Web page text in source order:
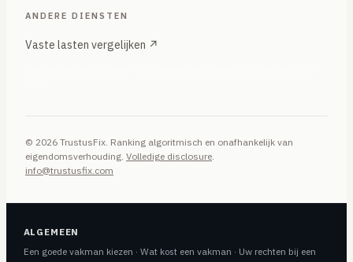
ANDERE DIENSTEN
Vaste lasten vergelijken ↗
© 2026 TrustusFix. Ranking algoritmisch en onafhankelijk van
eigendomsverhouding. Volledige disclosure
info@trustusfix.com
ALGEMEEN
Een goede vakman kiezen · Wat kost een vakman · Uw rechten bij een